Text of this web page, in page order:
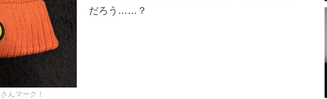
んマーク！
だろう……？